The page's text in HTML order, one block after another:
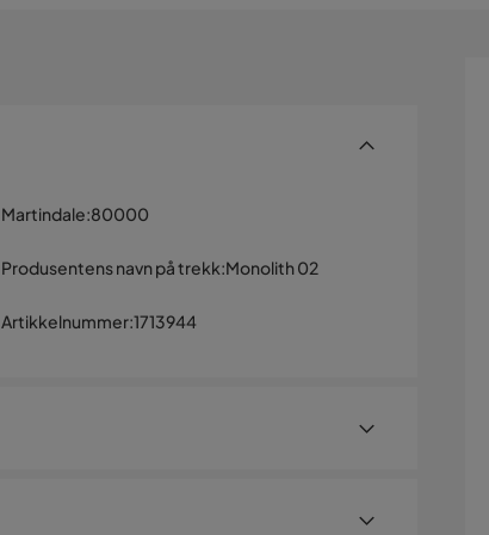
Martindale:80000
Produsentens navn på trekk:Monolith 02
Artikkelnummer:1713944